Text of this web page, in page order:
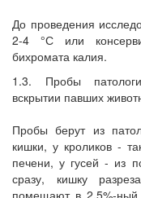
До проведения
2-4 °С или
бихромата калия.
1.3. Пробы
вскрытии павших
Пробы берут из
кишки, у кроликов -
печени, у гусей - из
сразу, кишку
помещают в 2,5%-ный